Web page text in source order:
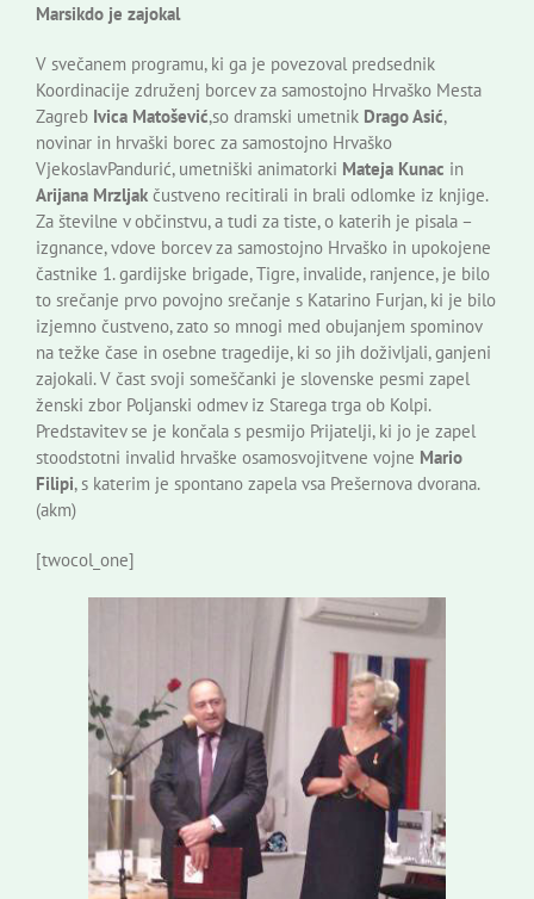
Marsikdo je zajokal
V svečanem programu, ki ga je povezoval predsednik
Koordinacije združenj borcev za samostojno Hrvaško Mesta
Zagreb Ivica Matošević,so dramski umetnik Drago Asić,
novinar in hrvaški borec za samostojno Hrvaško
VjekoslavPandurić, umetniški animatorki Mateja Kunac in
Arijana Mrzljak čustveno recitirali in brali odlomke iz knjige.
Za številne v občinstvu, a tudi za tiste, o katerih je pisala –
izgnance, vdove borcev za samostojno Hrvaško in upokojene
častnike 1. gardijske brigade, Tigre, invalide, ranjence, je bilo
to srečanje prvo povojno srečanje s Katarino Furjan, ki je bilo
izjemno čustveno, zato so mnogi med obujanjem spominov
na težke čase in osebne tragedije, ki so jih doživljali, ganjeni
zajokali. V čast svoji someščanki je slovenske pesmi zapel
ženski zbor Poljanski odmev iz Starega trga ob Kolpi.
Predstavitev se je končala s pesmijo Prijatelji, ki jo je zapel
stoodstotni invalid hrvaške osamosvojitvene vojne Mario
Filipi, s katerim je spontano zapela vsa Prešernova dvorana.
(akm)
[twocol_one]